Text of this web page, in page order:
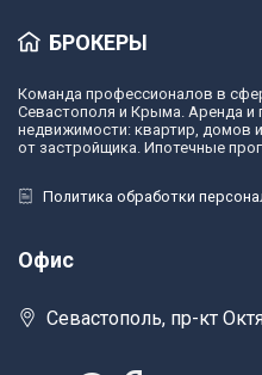
БРОКЕРЫ
Команда профессионалов в
Севастополя и Крыма. Аренда
недвижимости: квартир, домов
от застройщика. Ипотечные
Политика обработки
Офис
Севастополь, пр-кт